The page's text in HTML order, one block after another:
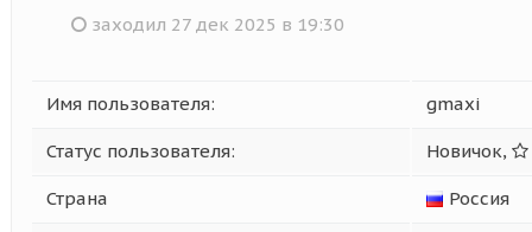
заходил 27 дек 2025 в 19:30
Имя пользователя: gmaxi
Статус пользователя: Новичок,
Страна Россия